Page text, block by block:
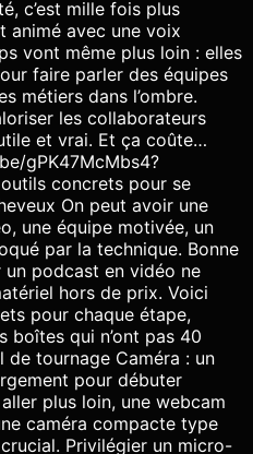
c’est mille fois plus
animé avec une voix
vont même plus loin : elles
faire parler des équipes
métiers dans l’ombre.
les collaborateurs
et vrai. Et ça coûte…
gPK47McMbs4?
concrets pour se
On peut avoir une
une équipe motivée, un
par la technique. Bonne
un podcast en vidéo ne
hors de prix. Voici
pour chaque étape,
boîtes qui n’ont pas 40
de tournage Caméra : un
pour débuter
plus loin, une webcam
caméra compacte type
Privilégier un micro-